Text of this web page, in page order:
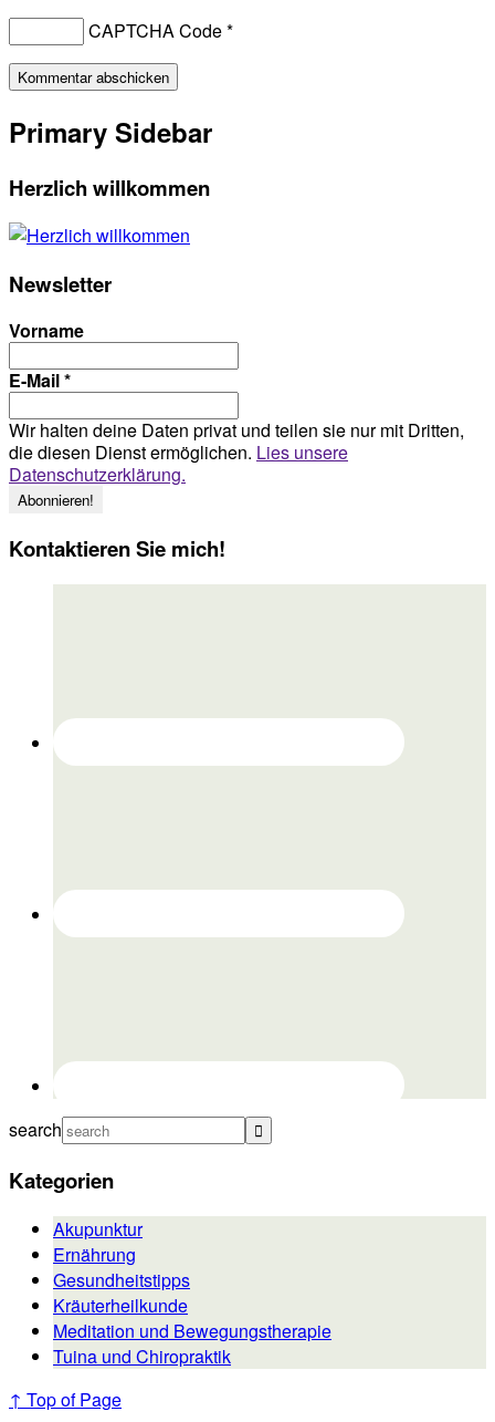
CAPTCHA Code*
Primary Sidebar
Herzlich willkommen
Newsletter
Vorname
E-Mail*
Wir halten deine Daten privat und teilen sie nur mit Dritten,
die diesen Dienst ermöglichen. Lies unsere
Datenschutzerklärung.
Kontaktieren Sie mich!
search
Kategorien
Akupunktur
Ernährung
Gesundheitstipps
Kräuterheilkunde
Meditation und Bewegungstherapie
Tuina und Chiropraktik
↑ Top of Page